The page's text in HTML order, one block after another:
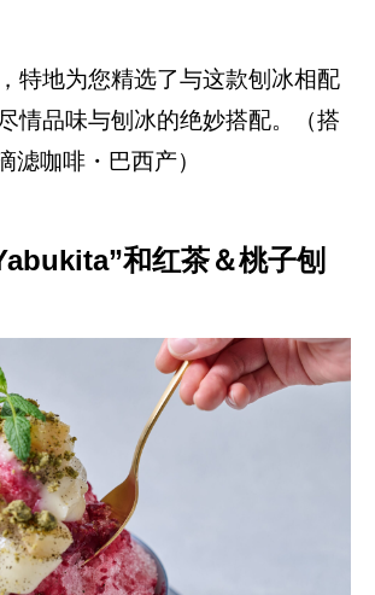
特地为您精选了与这款刨冰相配
情品味与刨冰的绝妙搭配。（搭
滤咖啡・巴西产）
和红茶＆桃子刨